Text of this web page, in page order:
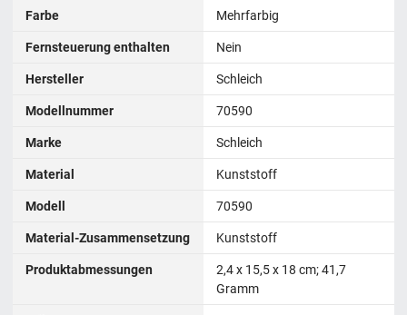
Farbe Mehrfarbig
Fernsteuerung enthalten Nein
Hersteller Schleich
Modellnummer 70590
Marke Schleich
Material Kunststoff
Modell 70590
Material-Zusammensetzung Kunststoff
Produktabmessungen
‎2,4 x 15,5 x 18 cm; 41,7
Gramm